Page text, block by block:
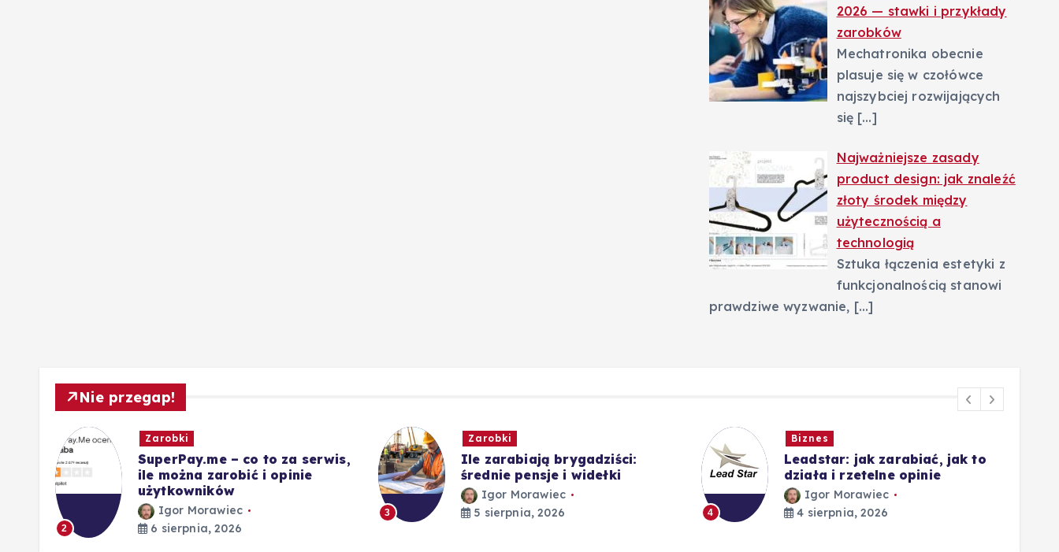
2026 — stawki i przykłady
zarobków
Mechatronika obecnie
plasuje się w czołówce
najszybciej rozwijających
się […]
Najważniejsze zasady
product design: jak znaleźć
złoty środek między
użytecznością a
technologią
Sztuka łączenia estetyki z
funkcjonalnością stanowi
prawdziwe wyzwanie, […]
Nie przegap!
2
Zarobki
SuperPay.me – co to za serwis,
ile można zarobić i opinie
użytkowników
Igor Morawiec
6 sierpnia, 2026
3
Zarobki
Ile zarabiają brygadziści:
średnie pensje i widełki
Igor Morawiec
5 sierpnia, 2026
4
Biznes
Leadstar: jak zarabiać, jak to
działa i rzetelne opinie
Igor Morawiec
4 sierpnia, 2026